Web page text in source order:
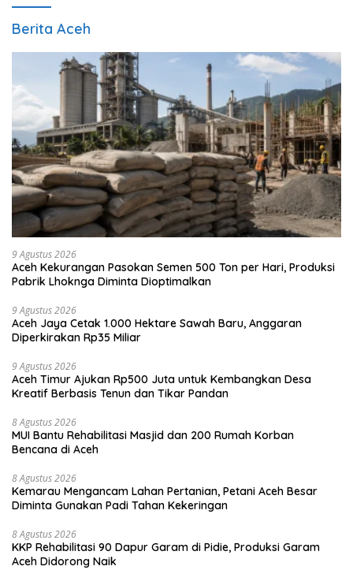
Berita Aceh
9 Agustus 2026
Aceh Kekurangan Pasokan Semen 500 Ton per Hari, Produksi
Pabrik Lhoknga Diminta Dioptimalkan
9 Agustus 2026
Aceh Jaya Cetak 1.000 Hektare Sawah Baru, Anggaran
Diperkirakan Rp35 Miliar
9 Agustus 2026
Aceh Timur Ajukan Rp500 Juta untuk Kembangkan Desa
Kreatif Berbasis Tenun dan Tikar Pandan
8 Agustus 2026
MUI Bantu Rehabilitasi Masjid dan 200 Rumah Korban
Bencana di Aceh
8 Agustus 2026
Kemarau Mengancam Lahan Pertanian, Petani Aceh Besar
Diminta Gunakan Padi Tahan Kekeringan
8 Agustus 2026
KKP Rehabilitasi 90 Dapur Garam di Pidie, Produksi Garam
Aceh Didorong Naik